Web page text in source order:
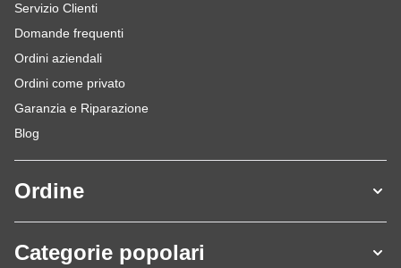
Servizio Clienti
Domande frequenti
Ordini aziendali
Ordini come privato
Garanzia e Riparazione
Blog
Ordine
Categorie popolari